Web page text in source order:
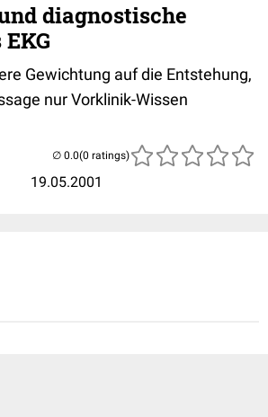
diagnostische
Gewichtung auf die Entstehung,
nur Vorklinik-Wissen
19.05.2001
(0 ratings)